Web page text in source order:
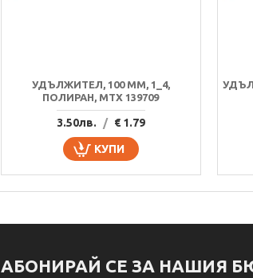
УДЪЛЖИТЕЛ, 100 MM, 1_4,
ПОЛИРАН, MTX 139709
3.50лв. / € 1.79
КУПИ
АБОНИРАЙ СЕ ЗА НАШИЯ